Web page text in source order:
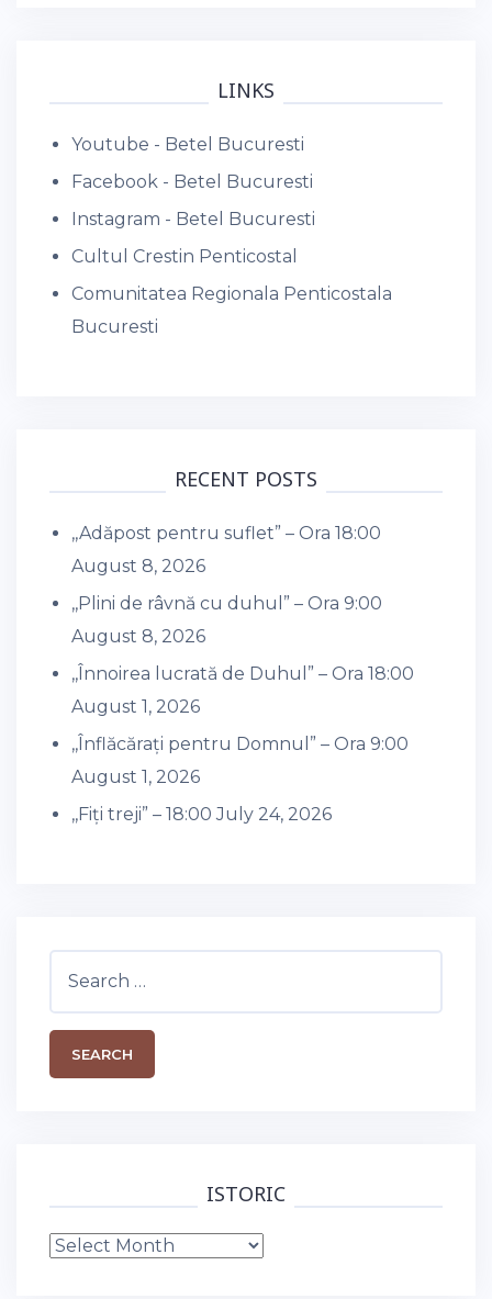
LINKS
Youtube - Betel Bucuresti
Facebook - Betel Bucuresti
Instagram - Betel Bucuresti
Cultul Crestin Penticostal
Comunitatea Regionala Penticostala
Bucuresti
RECENT POSTS
,,Adăpost pentru suflet” – Ora 18:00
August 8, 2026
,,Plini de râvnă cu duhul” – Ora 9:00
August 8, 2026
,,Înnoirea lucrată de Duhul” – Ora 18:00
August 1, 2026
,,Înflăcărați pentru Domnul” – Ora 9:00
August 1, 2026
,,Fiți treji” – 18:00 July 24, 2026
ISTORIC
Istoric